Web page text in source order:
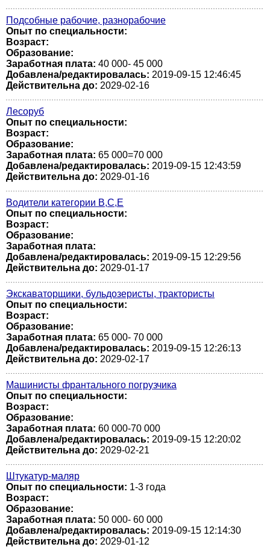
Подсобные рабочие, разнорабочие
Опыт по специальности:
Возраст:
Образование:
Заработная плата: 40 000- 45 000
Добавлена/редактировалась: 2019-09-15 12:46:45
Действительна до: 2029-02-16
Лесоруб
Опыт по специальности:
Возраст:
Образование:
Заработная плата: 65 000=70 000
Добавлена/редактировалась: 2019-09-15 12:43:59
Действительна до: 2029-01-16
Водители категории В,С,Е
Опыт по специальности:
Возраст:
Образование:
Заработная плата:
Добавлена/редактировалась: 2019-09-15 12:29:56
Действительна до: 2029-01-17
Экскаваторщики, бульдозеристы, трактористы
Опыт по специальности:
Возраст:
Образование:
Заработная плата: 65 000- 70 000
Добавлена/редактировалась: 2019-09-15 12:26:13
Действительна до: 2029-02-17
Машинисты франтального погрузчика
Опыт по специальности:
Возраст:
Образование:
Заработная плата: 60 000-70 000
Добавлена/редактировалась: 2019-09-15 12:20:02
Действительна до: 2029-02-21
Штукатур-маляр
Опыт по специальности: 1-3 года
Возраст:
Образование:
Заработная плата: 50 000- 60 000
Добавлена/редактировалась: 2019-09-15 12:14:30
Действительна до: 2029-01-12